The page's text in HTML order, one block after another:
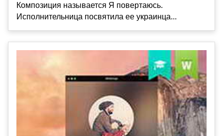
Композиция называется Я повертаюсь.
Исполнительница посвятила ее украинца...